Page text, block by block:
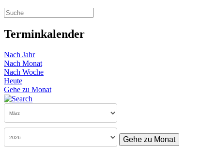
Terminkalender
Nach Jahr
Nach Monat
Nach Woche
Heute
Gehe zu Monat
Gehe zu Monat